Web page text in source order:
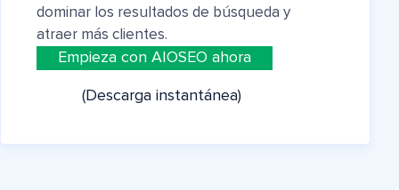
dominar los resultados de búsqueda y
atraer más clientes.
Empieza con AIOSEO ahora
(Descarga instantánea)